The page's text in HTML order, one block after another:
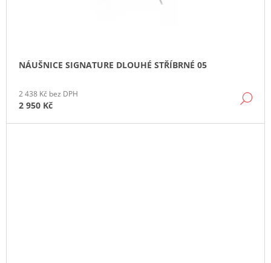
NÁUŠNICE SIGNATURE DLOUHÉ STŘÍBRNÉ 05
2 438 Kč bez DPH
2 950 Kč